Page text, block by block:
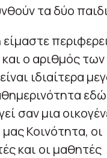
τα δύο
και ο αριθμός
ιδιαίτερα
εδώ
σαν μια
Κοινότητα, οι
και οι μαθητές